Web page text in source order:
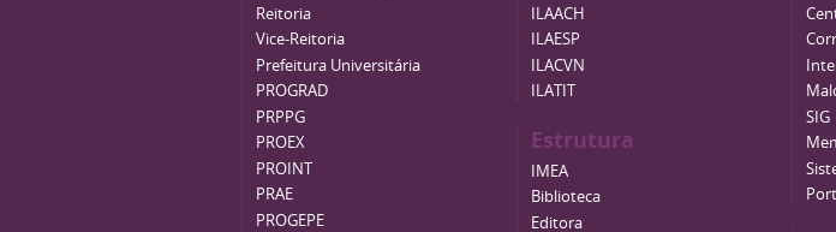
Reitoria
Vice-Reitoria
Prefeitura Universitária
PROGRAD
PRPPG
PROEX
PROINT
PRAE
PROGEPE
ILAACH
ILAESP
ILACVN
ILATIT
Estrutura
IMEA
Biblioteca
Editora
SIG